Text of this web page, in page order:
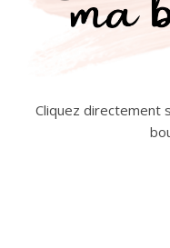
Cliquez directement